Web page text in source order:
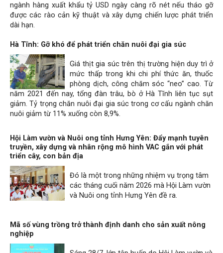
ngành hàng xuất khẩu tỷ USD ngày càng rõ nét nếu tháo gỡ
được các rào cản kỹ thuật và xây dựng chiến lược phát triển
dài hạn.
Hà Tĩnh: Gỡ khó để phát triển chăn nuôi đại gia súc
Giá thịt gia súc trên thị trường hiện duy trì ở
mức thấp trong khi chi phí thức ăn, thuốc
phòng dịch, công chăm sóc “neo” cao. Từ
năm 2021 đến nay, tổng đàn trâu, bò ở Hà Tĩnh liên tục sụt
giảm. Tỷ trọng chăn nuôi đại gia súc trong cơ cấu ngành chăn
nuôi giảm từ 11% xuống còn 8,9%.
Hội Làm vườn và Nuôi ong tỉnh Hưng Yên: Đẩy mạnh tuyên
truyền, xây dựng và nhân rộng mô hình VAC gắn với phát
triển cây, con bản địa
Đó là một trong những nhiệm vụ trọng tâm
các tháng cuối năm 2026 mà Hội Làm vườn
và Nuôi ong tỉnh Hưng Yên đề ra.
Mã số vùng trồng trở thành định danh cho sản xuất nông
nghiệp